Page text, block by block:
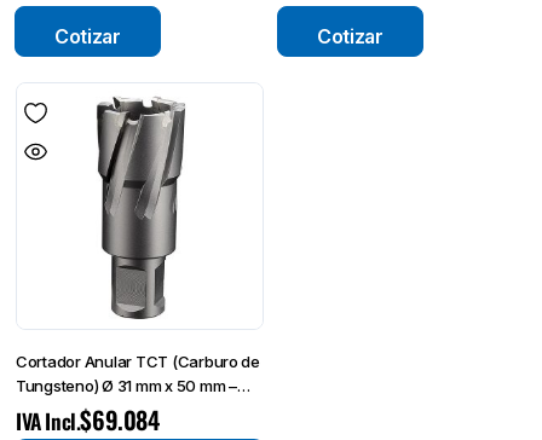
Cotizar Cotizar
Cortador Anular TCT (Carburo de
Tungsteno) Ø 31 mm x 50 mm –
Broca de Corte-
$69.084
IVA Incl.